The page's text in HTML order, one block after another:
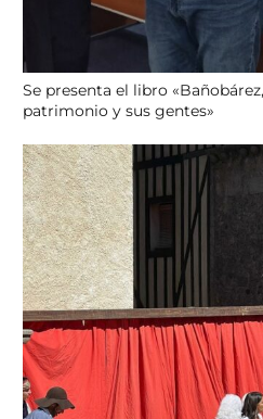
Se presenta el libro
patrimonio y sus gentes»